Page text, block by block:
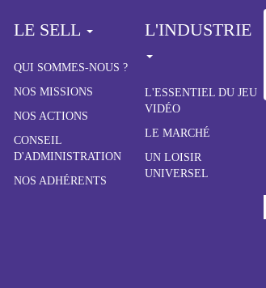
LE SELL
QUI SOMMES-NOUS ?
NOS MISSIONS
NOS ACTIONS
CONSEIL
D'ADMINISTRATION
NOS ADHÉRENTS
L'INDUSTRIE
L'ESSENTIEL DU JEU
VIDÉO
LE MARCHÉ
UN LOISIR
UNIVERSEL